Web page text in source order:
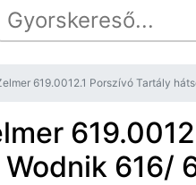
619.0012.1 Porszívó Tartály
Wodnik 616/